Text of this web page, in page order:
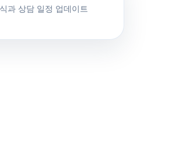
과 상담 일정 업데이트